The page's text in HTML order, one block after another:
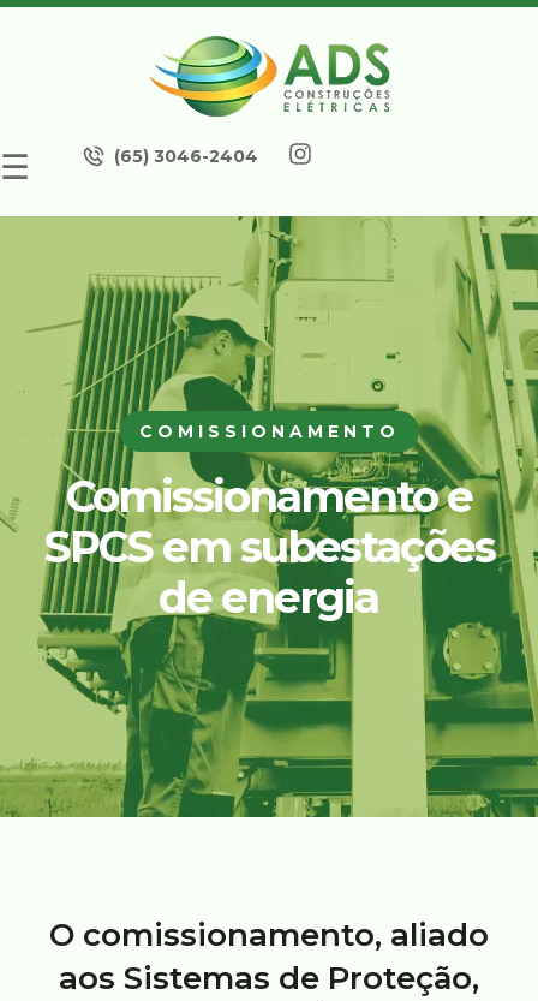
☰ (65) 3046-2404
COMISSIONAMENTO
Comissionamento e
SPCS em subestações
de energia
O comissionamento, aliado
aos Sistemas de Proteção,